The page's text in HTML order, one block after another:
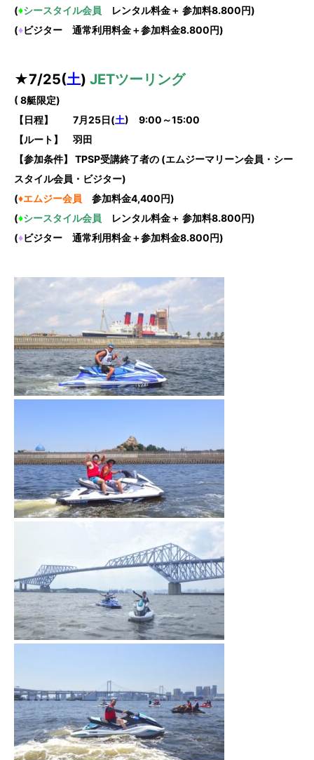
(♦シースタイル会員 レンタル料金＋ 参加料8.800円)
(♦ビジター 通常利用料金＋参加料金8.800円)
★7/25(土) JETツーリング
( 8艇限定)
【日程】 7月25日(土) 9:00～15:00
【ルート】 羽田
【参加条件】 TPSP受講終了者の (エムジーマリーン会員・シー
スタイル会員・ビジター)
(♦エムジー会員 参加料金4,400円)
(♦シースタイル会員 レンタル料金＋ 参加料8.800円)
(♦ビジター 通常利用料金＋参加料金8.800円)